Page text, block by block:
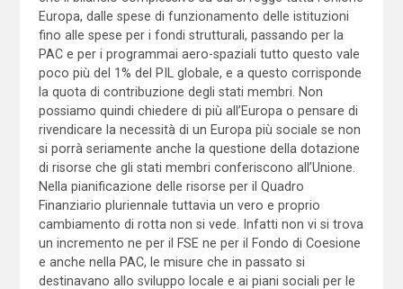
Europa, dalle spese di funzionamento delle istituzioni
fino alle spese per i fondi strutturali, passando per la
PAC e per i programmai aero-spaziali tutto questo vale
poco più del 1% del PIL globale, e a questo corrisponde
la quota di contribuzione degli stati membri. Non
possiamo quindi chiedere di più all’Europa o pensare di
rivendicare la necessità di un Europa più sociale se non
si porrà seriamente anche la questione della dotazione
di risorse che gli stati membri conferiscono all’Unione.
Nella pianificazione delle risorse per il Quadro
Finanziario pluriennale tuttavia un vero e proprio
cambiamento di rotta non si vede. Infatti non vi si trova
un incremento ne per il FSE ne per il Fondo di Coesione
e anche nella PAC, le misure che in passato si
destinavano allo sviluppo locale e ai piani sociali per le